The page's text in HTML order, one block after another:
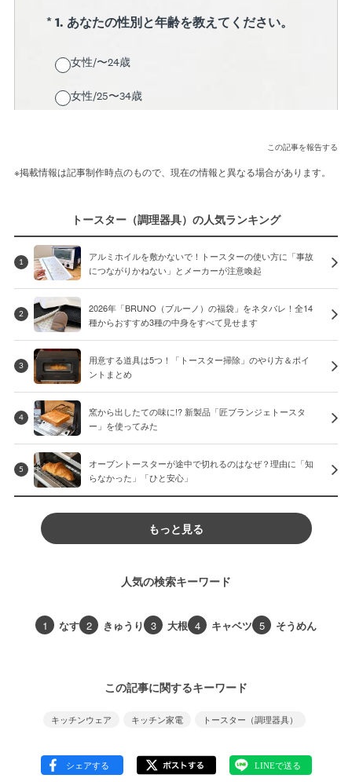
この記事を報告する
※掲載情報は記事制作時点のもので、現在の情報と異なる場合があります。
トースター（調理器具）の人気ランキング
1
アルミホイルを敷かないで！トースターの使い方に「事故
につながりかねない」とメーカーが注意喚起
2
2026年「BRUNO（ブルーノ）の福袋」をネタバレ！全14
種からおすすめ3種の中身をすべて見せます
3
用意する道具は5つ！「トースター掃除」のやり方＆ポイ
ントまとめ
4
窯から出したての味に!? 新製品「匠ブランジェトースタ
ー」を使ってみた
5
オーブントースターが途中で切れるのはなぜ？理由に「知
らなかった」「ひと安心」
もっと見る
人気の検索キーワード
1 なす 2 きゅうり 3 大根 4 キャベツ 5 そうめん
この記事に関するキーワード
キッチンウェア キッチン家電 トースター（調理器具）